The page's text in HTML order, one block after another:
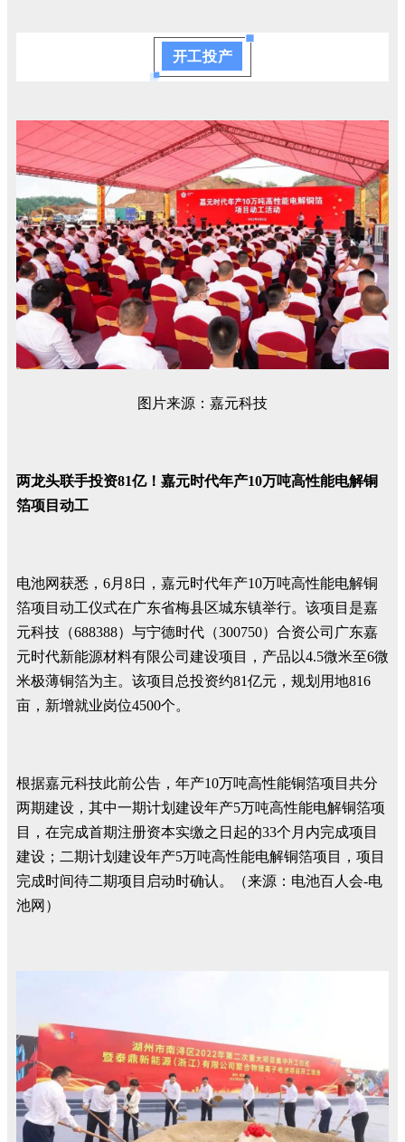
开工投产
图片来源：嘉元科技
两龙头联手投资81亿！嘉元时代年产10万吨高性能电解铜
箔项目动工
电池网获悉，6月8日，嘉元时代年产10万吨高性能电解铜
箔项目动工仪式在广东省梅县区城东镇举行。该项目是嘉
元科技（688388）与宁德时代（300750）合资公司广东嘉
元时代新能源材料有限公司建设项目，产品以4.5微米至6微
米极薄铜箔为主。该项目总投资约81亿元，规划用地816
亩，新增就业岗位4500个。
根据嘉元科技此前公告，年产10万吨高性能铜箔项目共分
两期建设，其中一期计划建设年产5万吨高性能电解铜箔项
目，在完成首期注册资本实缴之日起的33个月内完成项目
建设；二期计划建设年产5万吨高性能电解铜箔项目，项目
完成时间待二期项目启动时确认。（来源：电池百人会-电
池网）